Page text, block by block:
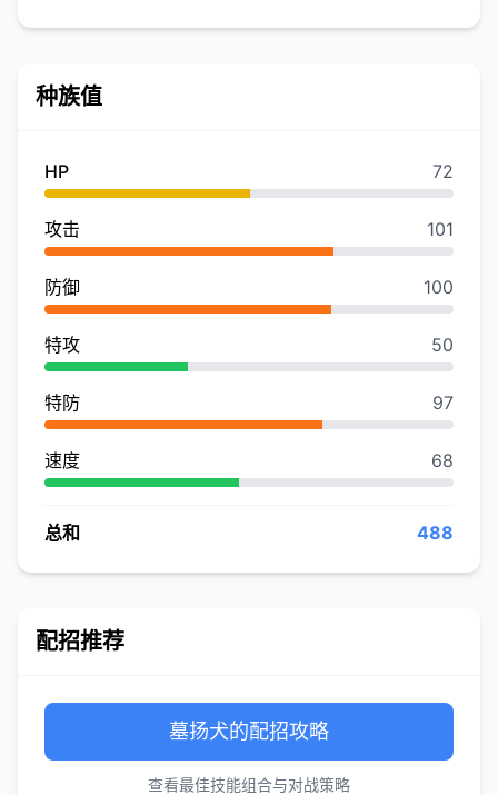
种族值
HP 72
攻击 101
防御 100
特攻 50
特防 97
速度 68
总和 488
配招推荐
墓扬犬的配招攻略
查看最佳技能组合与对战策略